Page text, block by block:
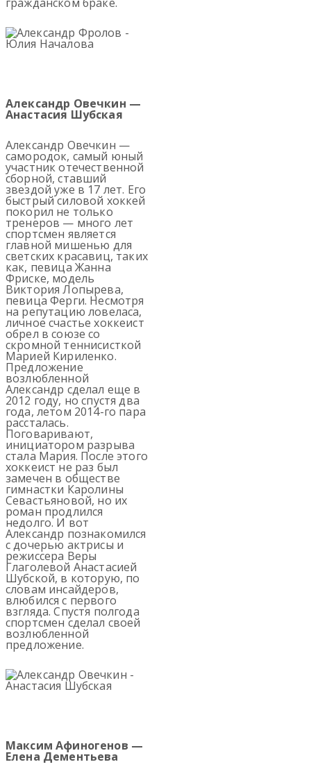
Александр Овечкин —
Анастасия Шубская
Александр Овечкин —
самородок, самый юный
участник отечественной
сборной, ставший
звездой уже в 17 лет. Его
быстрый силовой хоккей
покорил не только
тренеров — много лет
спортсмен является
главной мишенью для
светских красавиц, таких
как, певица Жанна
Фриске, модель
Виктория Лопырева,
певица Ферги. Несмотря
на репутацию ловеласа,
личное счастье хоккеист
обрел в союзе со
скромной теннисисткой
Марией Кириленко.
Предложение
возлюбленной
Александр сделал еще в
2012 году, но спустя два
года, летом 2014-го пара
рассталась.
Поговаривают,
инициатором разрыва
стала Мария. После этого
хоккеист не раз был
замечен в обществе
гимнастки Каролины
Севастьяновой, но их
роман продлился
недолго. И вот
Александр познакомился
с дочерью актрисы и
режиссера Веры
Глаголевой Анастасией
Шубской, в которую, по
словам инсайдеров,
влюбился с первого
взгляда. Спустя полгода
спортсмен сделал своей
возлюбленной
предложение.
Максим Афиногенов —
Елена Дементьева